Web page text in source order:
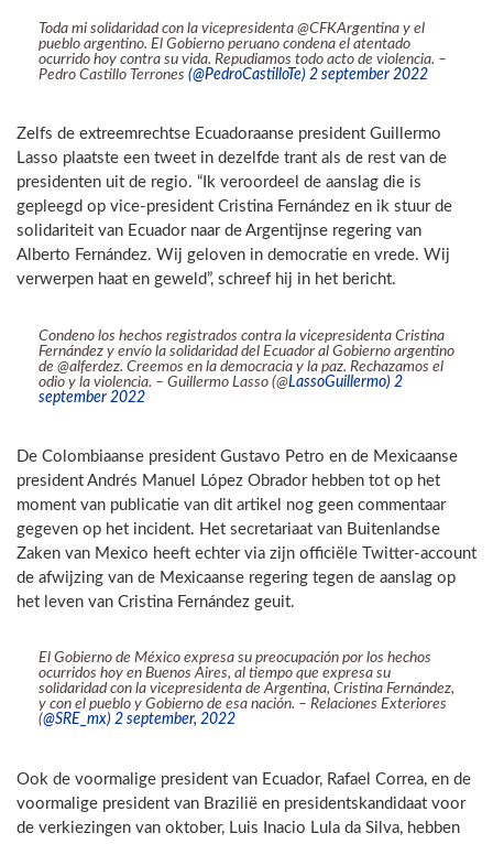
Toda mi solidaridad con la vicepresidenta @CFKArgentina y el
pueblo argentino. El Gobierno peruano condena el atentado
ocurrido hoy contra su vida. Repudiamos todo acto de violencia. –
Pedro Castillo Terrones (@PedroCastilloTe) 2 september 2022
Zelfs de extreemrechtse Ecuadoraanse president Guillermo
Lasso plaatste een tweet in dezelfde trant als de rest van de
presidenten uit de regio. “Ik veroordeel de aanslag die is
gepleegd op vice-president Cristina Fernández en ik stuur de
solidariteit van Ecuador naar de Argentijnse regering van
Alberto Fernández. Wij geloven in democratie en vrede. Wij
verwerpen haat en geweld”, schreef hij in het bericht.
Condeno los hechos registrados contra la vicepresidenta Cristina
Fernández y envío la solidaridad del Ecuador al Gobierno argentino
de @alferdez. Creemos en la democracia y la paz. Rechazamos el
odio y la violencia. – Guillermo Lasso (@LassoGuillermo) 2
september 2022
De Colombiaanse president Gustavo Petro en de Mexicaanse
president Andrés Manuel López Obrador hebben tot op het
moment van publicatie van dit artikel nog geen commentaar
gegeven op het incident. Het secretariaat van Buitenlandse
Zaken van Mexico heeft echter via zijn officiële Twitter-account
de afwijzing van de Mexicaanse regering tegen de aanslag op
het leven van Cristina Fernández geuit.
El Gobierno de México expresa su preocupación por los hechos
ocurridos hoy en Buenos Aires, al tiempo que expresa su
solidaridad con la vicepresidenta de Argentina, Cristina Fernández,
y con el pueblo y Gobierno de esa nación. – Relaciones Exteriores
(@SRE_mx) 2 september, 2022
Ook de voormalige president van Ecuador, Rafael Correa, en de
voormalige president van Brazilië en presidentskandidaat voor
de verkiezingen van oktober, Luis Inacio Lula da Silva, hebben